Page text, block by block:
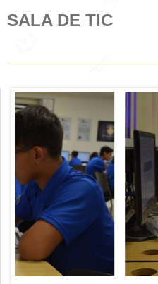
Acerca de
Servicios
Difusión
Contacto
SALA DE TIC